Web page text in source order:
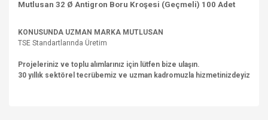
Mutlusan 32 Ø Antigron Boru Kroşesi (Geçmeli) 100 Adet
KONUSUNDA UZMAN MARKA MUTLUSAN
TSE Standartlarında Üretim
Projeleriniz ve toplu alımlarınız için lütfen bize ulaşın.
30 yıllık sektörel tecrübemiz ve uzman kadromuzla hizmetinizdeyiz